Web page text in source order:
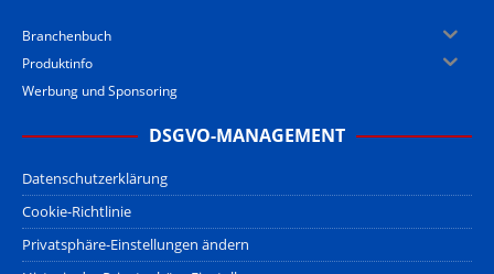
Branchenbuch
Produktinfo
Werbung und Sponsoring
DSGVO-MANAGEMENT
Datenschutzerklärung
Cookie-Richtlinie
Privatsphäre-Einstellungen ändern